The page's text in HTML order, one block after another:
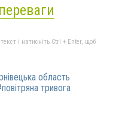
і натисніть Ctrl + Enter, щоб
область
тривога